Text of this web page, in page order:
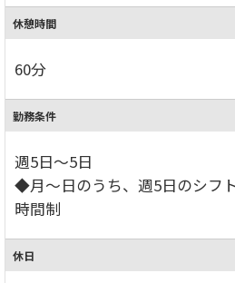
休憩時間
60分
勤務条件
週5日～5日
◆月～日のうち、週5日のシフ
時間制
休日